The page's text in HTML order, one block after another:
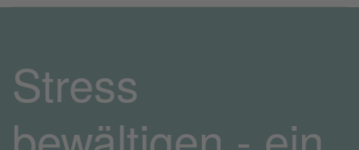
Stress